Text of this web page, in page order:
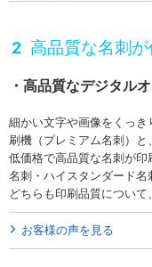
高品質な名刺が
高品質なデジタル
細かい文字や画像をくっ
刷機（プレミアム名刺）と、
低価格で高品質な名刺が
名刺・ハイスタンダード名
どちらも印刷品質につい
お客様の声を見る